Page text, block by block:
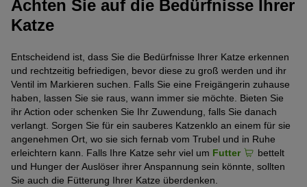
Achten Sie auf die Bedürfnisse Ihrer
Katze
Entscheidend ist, dass Sie die Bedürfnisse Ihrer Katze erkennen
und rechtzeitig befriedigen, bevor diese zu groß werden und ihr
Ventil im Markieren suchen. Falls Sie eine Freigängerin zuhause
haben, lassen Sie sie raus, wann immer sie möchte. Bieten Sie
ihr Action oder schenken Sie Ihr Zuwendung, falls Sie danach
verlangt. Sorgen Sie für ein sauberes Katzenklo an einem für sie
angenehmen Ort, wo sie sich fernab vom Trubel und in Ruhe
erleichtern kann. Falls Ihre Katze sehr viel um Futter
bettelt
und Hunger der Auslöser ihrer Anspannung sein könnte, sollten
Sie auch die Fütterung Ihrer Katze überdenken.